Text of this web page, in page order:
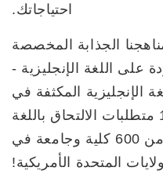
احتياجاتك.
الجذابة المخصصة
على اللغة الإنجليزية -
الإنجليزية المكثفة في
ELS 109 أو 112 متطلبات الالتحاق باللغة
الإنجليزية لأكثر من 600 كلية وجامعة في
المتحدة الأمريكية!